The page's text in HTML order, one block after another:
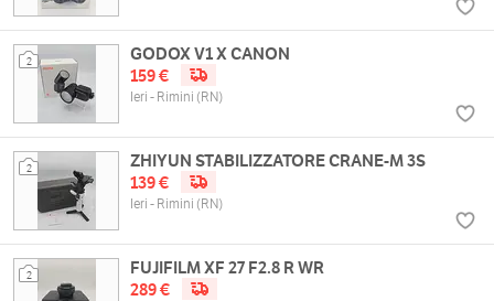
2
GODOX V1 X CANON
159 €
Ieri - Rimini (RN)
2
ZHIYUN STABILIZZATORE CRANE-M 3S
139 €
Ieri - Rimini (RN)
2
FUJIFILM XF 27 F2.8 R WR
289 €